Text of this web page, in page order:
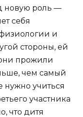
новую роль —
себя
и
стороны, ей
прожили
чем самый
нужно учиться
участника
что дитя